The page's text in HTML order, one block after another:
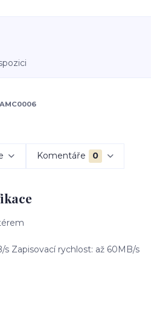
AMC0006
Komentáře 0
Zapisovací rychlost: až 60MB/s